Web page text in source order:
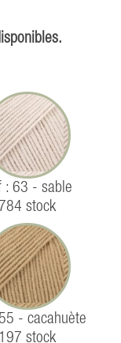
: 63 - sable
784 stock
- cacahuète
197 stock